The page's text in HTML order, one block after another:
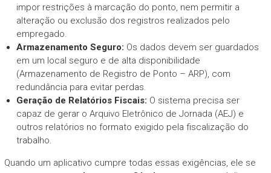
impor restrições à marcação do ponto, nem permitir a
alteração ou exclusão dos registros realizados pelo
empregado.
Armazenamento Seguro: Os dados devem ser guardados
em um local seguro e de alta disponibilidade
(Armazenamento de Registro de Ponto – ARP), com
redundância para evitar perdas.
Geração de Relatórios Fiscais: O sistema precisa ser
capaz de gerar o Arquivo Eletrônico de Jornada (AEJ) e
outros relatórios no formato exigido pela fiscalização do
trabalho.
Quando um aplicativo cumpre todas essas exigências, ele se